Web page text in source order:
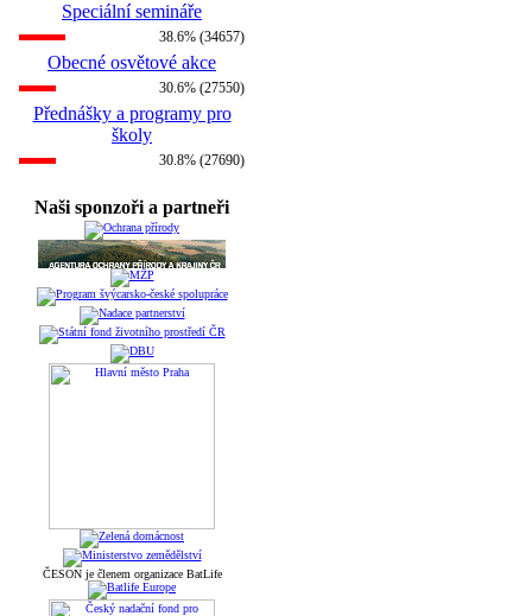
Speciální semináře
38.6% (34657)
Obecné osvětové akce
30.6% (27550)
Přednášky a programy pro
školy
30.8% (27690)
Naši sponzoři a partneři
ČESON je členem organizace BatLife